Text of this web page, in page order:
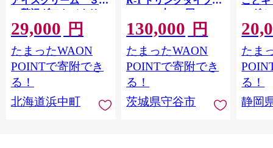
の贅沢ギフト（クリス
ピー・バー・アソート
ボックス）_H0016-123
29,000 円
たまったWAON
POINTで寄附でき
る！
北海道浜中町
112g×24本×12回 ヨー
グルトドリンク◇
130,000 円
たまったWAON
POINTで寄附でき
る！
茨城県守谷市
ーグ
キ メ
ン チ
たま
る！
静岡